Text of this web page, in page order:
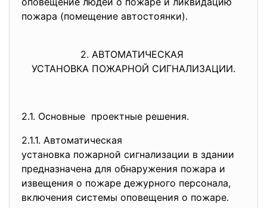
пожара (помещение автостоянки).
2. АВТОМАТИЧЕСКАЯ
УСТАНОВКА ПОЖАРНОЙ СИГНАЛИЗАЦИИ.
2.1. Основные проектные решения.
2.1.1. Автоматическая
установка пожарной сигнализации в здании
предназначена для обнаружения пожара и
извещения о пожаре дежурного персонала,
включения системы оповещения о пожаре.